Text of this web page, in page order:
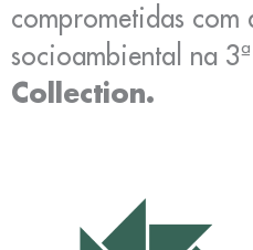
comprometidas com
socioambiental na
Collection.